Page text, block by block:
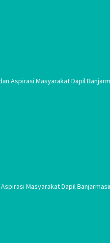
Aspirasi Masyarakat Dapil
Masyarakat Dapil